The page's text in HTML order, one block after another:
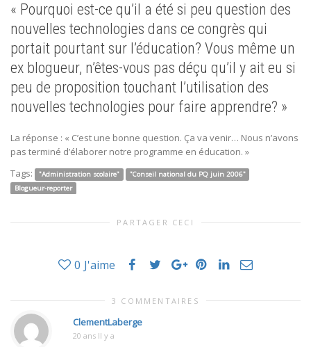
« Pourquoi est-ce qu’il a été si peu question des
nouvelles technologies dans ce congrès qui
portait pourtant sur l’éducation? Vous même un
ex blogueur, n’êtes-vous pas déçu qu’il y ait eu si
peu de proposition touchant l’utilisation des
nouvelles technologies pour faire apprendre? »
La réponse : « C’est une bonne question. Ça va venir… Nous n’avons
pas terminé d’élaborer notre programme en éducation. »
Tags:
"Administration scolaire"
"Conseil national du PQ juin 2006"
Blogueur-reporter
PARTAGER CECI
0 J'aime
3 COMMENTAIRES
ClementLaberge
20 ans Il y a